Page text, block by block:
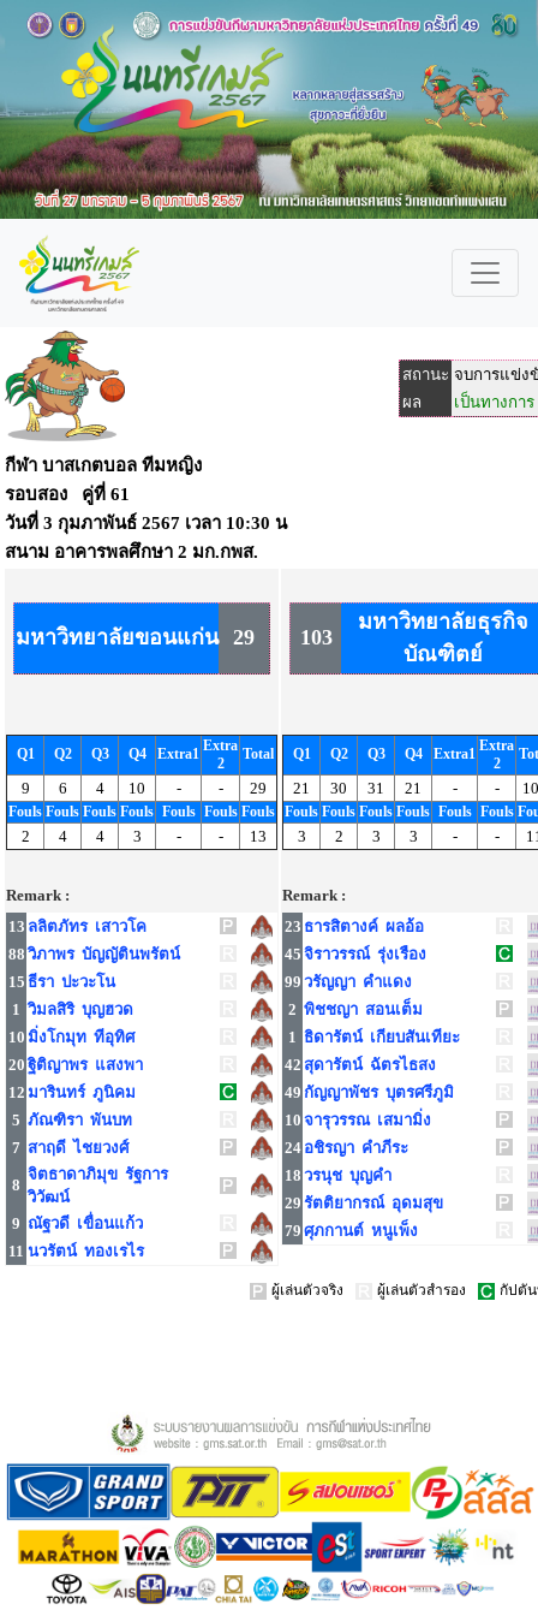
สถานะ จบการแข่ง
ผล
เป็นทางการ
กีฬา บาสเกตบอล ทีมหญิง
รอบสอง คู่ที่ 61
วันที่ 3 กุมภาพันธ์ 2567 เวลา 10:30 น
สนาม อาคารพลศึกษา 2 มก.กพส.
มหาวิทยาลัยขอนแก่น 29
Q1 Q2 Q3 Q4 Extra1 Extra
2
Total
9 6 4 10 - - 29
Fouls Fouls Fouls Fouls Fouls Fouls Fouls
2 4 4 3 - - 13
Remark :
13 ลลิตภัทร เสาวโค
88 วิภาพร บัญญัตินพรัตน์
15 ธีรา ปะวะโน
1 วิมลสิริ บุญฮวด
10 มิ่งโกมุท ทีอุทิศ
20 ฐิติญาพร แสงพา
12 มารินทร์ ภูนิคม
5 ภัณฑิรา พันบท
7 สาฤดี ไชยวงศ์
8
จิตธาดาภิมุข รัฐการ
วิวัฒน์
9 ณัฐวดี เขื่อนแก้ว
11 นวรัตน์ ทองเรไร
103
มหาวิทยาลัยธุรกิจ
บัณฑิตย์
Q1 Q2 Q3 Q4 Extra1 Extra
2
21 30 31 21 - -
Fouls Fouls Fouls Fouls Fouls Fouls
3 2 3 3 - -
Remark :
23 ธารสิตางค์ ผลอ้อ
45 จิราวรรณ์ รุ่งเรือง
99 วรัญญา คำแดง
2 พิชชญา สอนเต็ม
1 ธิดารัตน์ เกียบสันเทียะ
42 สุดารัตน์ ฉัตรไธสง
49 กัญญาพัชร บุตรศรีภูมิ
10 จารุวรรณ เสมามิ่ง
24 อชิรญา คำภีระ
18 วรนุช บุญคำ
29 รัตติยากรณ์ อุดมสุข
79 ศุภกานต์ หนูเพ็ง
ผู้เล่นตัวจริง ผู้เล่นตัวสำรอง กัปตั